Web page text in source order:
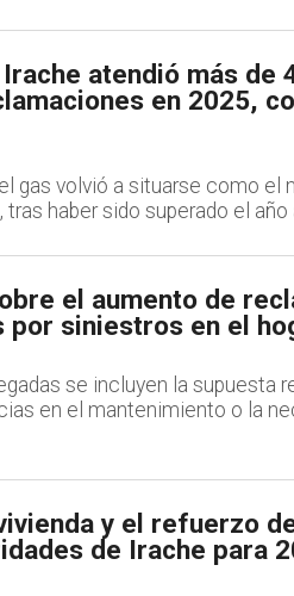
atendió más de
en 2025,
gas volvió a situarse como el
haber sido superado el
el aumento de
por siniestros en el
se incluyen la supuesta
en el mantenimiento o la
y el refuerzo
de Irache para